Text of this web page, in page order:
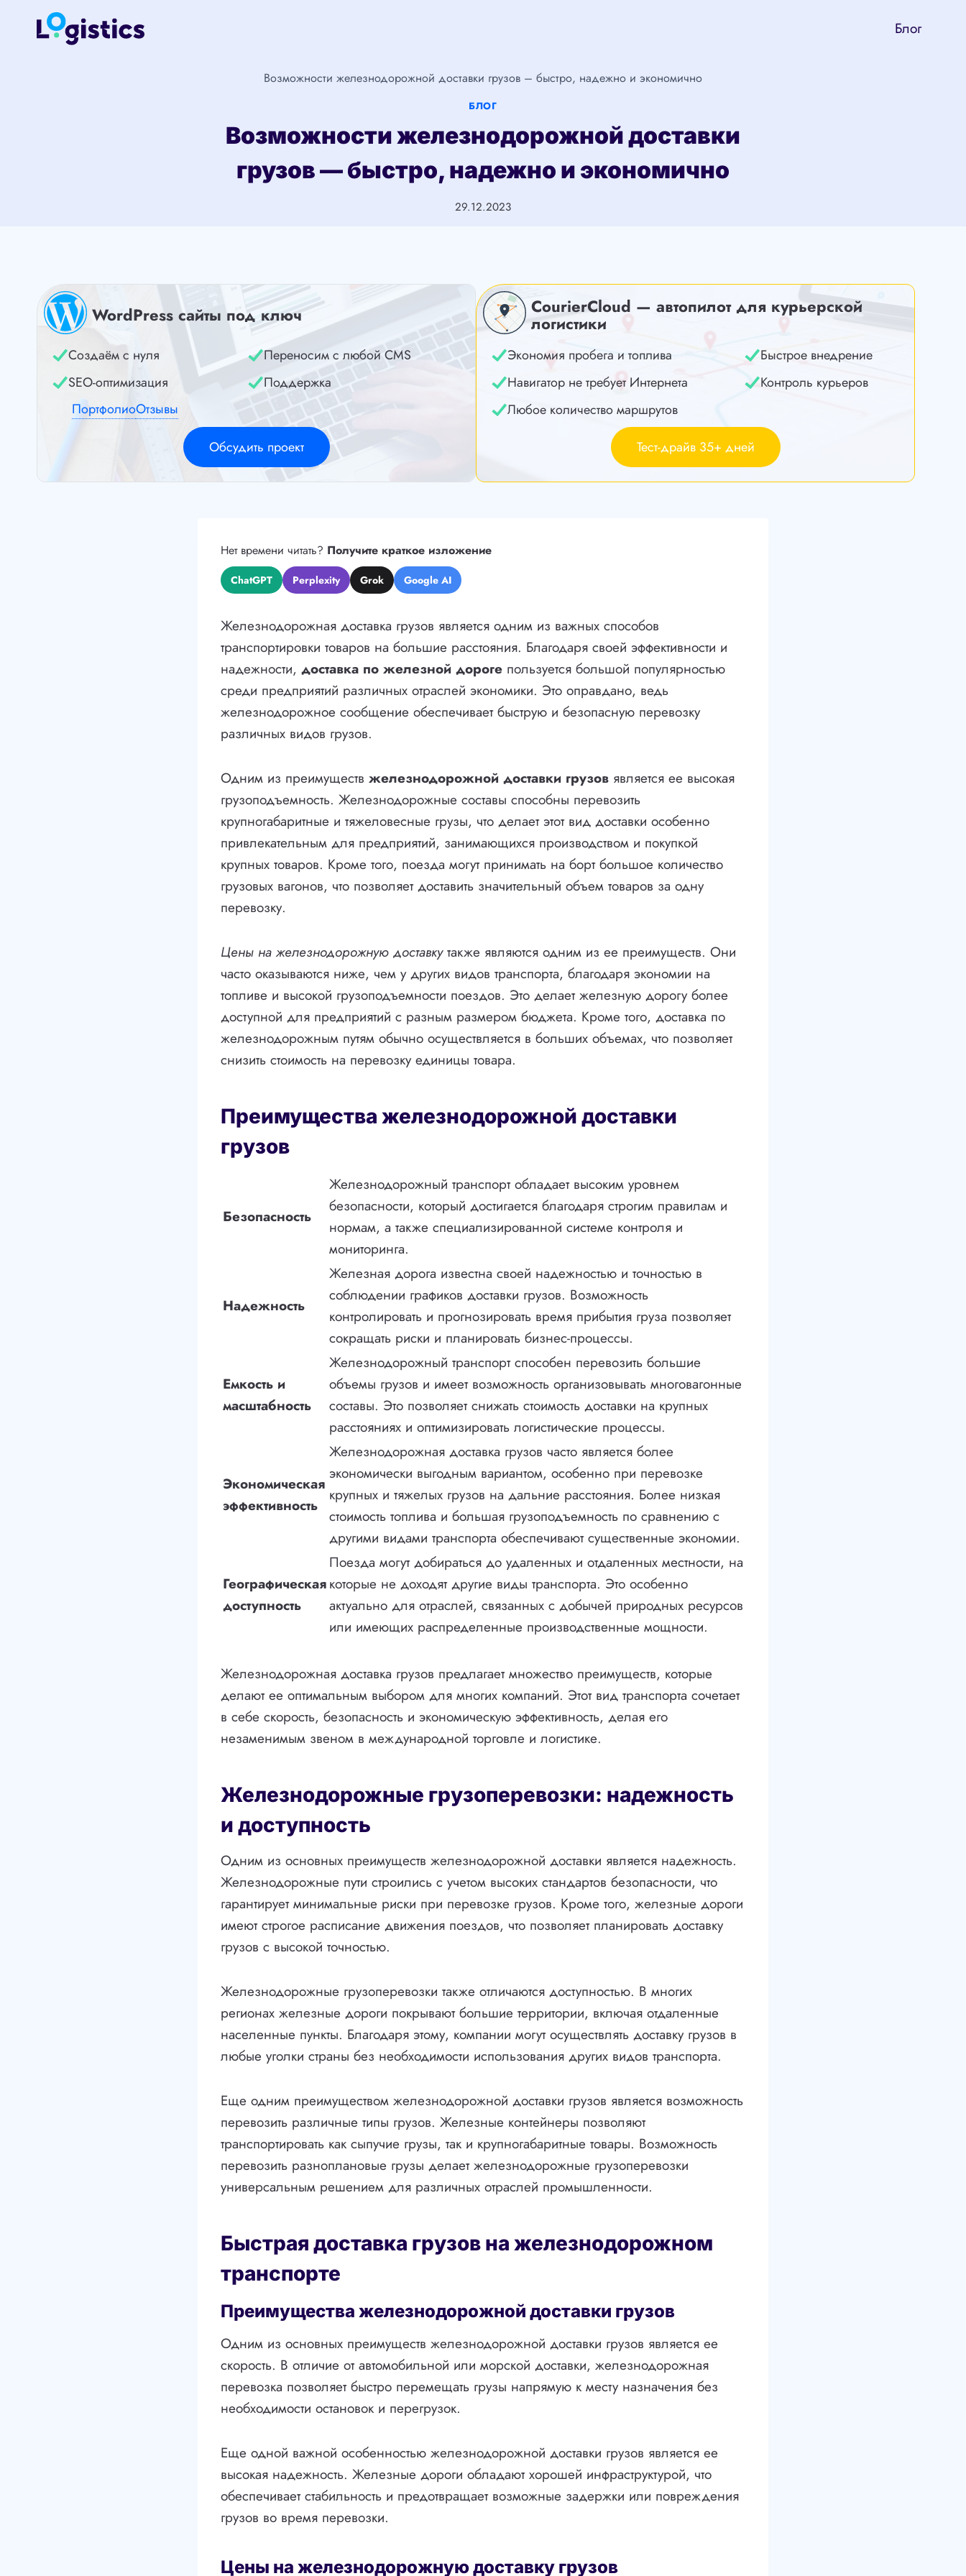
Перейти
Блог
Возможности железнодорожной доставки грузов – быстро, надежно и экономично
БЛОГ
Возможности железнодорожной доставки
грузов — быстро, надежно и экономично
29.12.2023
WordPress сайты под ключ
Создаём с нуля
Переносим с любой CMS
SEO-оптимизация
Поддержка
ПортфолиоОтзывы
Обсудить проект
CourierCloud — автопилот для курьерской
логистики
Экономия пробега и топлива
Быстрое внедрение
Навигатор не требует Интернета
Контроль курьеров
Любое количество маршрутов
Тест-драйв 35+ дней
Нет времени читать? Получите краткое изложение
ChatGPT Perplexity Grok Google AI
Железнодорожная доставка грузов является одним из важных способов
транспортировки товаров на большие расстояния. Благодаря своей эффективности и
надежности, доставка по железной дороге пользуется большой популярностью
среди предприятий различных отраслей экономики. Это оправдано, ведь
железнодорожное сообщение обеспечивает быструю и безопасную перевозку
различных видов грузов.
Одним из преимуществ железнодорожной доставки грузов является ее высокая
грузоподъемность. Железнодорожные составы способны перевозить
крупногабаритные и тяжеловесные грузы, что делает этот вид доставки особенно
привлекательным для предприятий, занимающихся производством и покупкой
крупных товаров. Кроме того, поезда могут принимать на борт большое количество
грузовых вагонов, что позволяет доставить значительный объем товаров за одну
перевозку.
Цены на железнодорожную доставкутакже являются одним из ее преимуществ. Они
часто оказываются ниже, чем у других видов транспорта, благодаря экономии на
топливе и высокой грузоподъемности поездов. Это делает железную дорогу более
доступной для предприятий с разным размером бюджета. Кроме того, доставка по
железнодорожным путям обычно осуществляется в больших объемах, что позволяет
снизить стоимость на перевозку единицы товара.
Преимущества железнодорожной доставки
грузов
Безопасность
Железнодорожный транспорт обладает высоким уровнем
безопасности, который достигается благодаря строгим правилам и
нормам, а также специализированной системе контроля и
мониторинга.
Надежность
Железная дорога известна своей надежностью и точностью в
соблюдении графиков доставки грузов. Возможность
контролировать и прогнозировать время прибытия груза позволяет
сокращать риски и планировать бизнес-процессы.
Емкость и
масштабность
Железнодорожный транспорт способен перевозить большие
объемы грузов и имеет возможность организовывать многовагонные
составы. Это позволяет снижать стоимость доставки на крупных
расстояниях и оптимизировать логистические процессы.
Экономическая
эффективность
Железнодорожная доставка грузов часто является более
экономически выгодным вариантом, особенно при перевозке
крупных и тяжелых грузов на дальние расстояния. Более низкая
стоимость топлива и большая грузоподъемность по сравнению с
другими видами транспорта обеспечивают существенные экономии.
Географическая
доступность
Поезда могут добираться до удаленных и отдаленных местности, на
которые не доходят другие виды транспорта. Это особенно
актуально для отраслей, связанных с добычей природных ресурсов
или имеющих распределенные производственные мощности.
Железнодорожная доставка грузов предлагает множество преимуществ, которые
делают ее оптимальным выбором для многих компаний. Этот вид транспорта сочетает
в себе скорость, безопасность и экономическую эффективность, делая его
незаменимым звеном в международной торговле и логистике.
Железнодорожные грузоперевозки: надежность
и доступность
Одним из основных преимуществ железнодорожной доставки является надежность.
Железнодорожные пути строились с учетом высоких стандартов безопасности, что
гарантирует минимальные риски при перевозке грузов. Кроме того, железные дороги
имеют строгое расписание движения поездов, что позволяет планировать доставку
грузов с высокой точностью.
Железнодорожные грузоперевозки также отличаются доступностью. В многих
регионах железные дороги покрывают большие территории, включая отдаленные
населенные пункты. Благодаря этому, компании могут осуществлять доставку грузов в
любые уголки страны без необходимости использования других видов транспорта.
Еще одним преимуществом железнодорожной доставки грузов является возможность
перевозить различные типы грузов. Железные контейнеры позволяют
транспортировать как сыпучие грузы, так и крупногабаритные товары. Возможность
перевозить разноплановые грузы делает железнодорожные грузоперевозки
универсальным решением для различных отраслей промышленности.
Быстрая доставка грузов на железнодорожном
транспорте
Преимущества железнодорожной доставки грузов
Одним из основных преимуществ железнодорожной доставки грузов является ее
скорость. В отличие от автомобильной или морской доставки, железнодорожная
перевозка позволяет быстро перемещать грузы напрямую к месту назначения без
необходимости остановок и перегрузок.
Еще одной важной особенностью железнодорожной доставки грузов является ее
высокая надежность. Железные дороги обладают хорошей инфраструктурой, что
обеспечивает стабильность и предотвращает возможные задержки или повреждения
грузов во время перевозки.
Цены на железнодорожную доставку грузов